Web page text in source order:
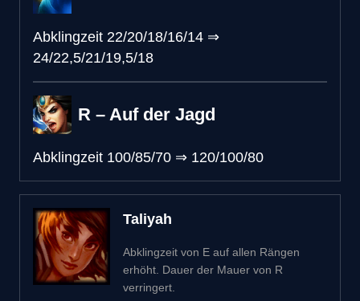
Abklingzeit 22/20/18/16/14 ⇒
24/22,5/21/19,5/18
R – Auf der Jagd
Abklingzeit 100/85/70 ⇒ 120/100/80
Taliyah
Abklingzeit von E auf allen Rängen
erhöht. Dauer der Mauer von R
verringert.